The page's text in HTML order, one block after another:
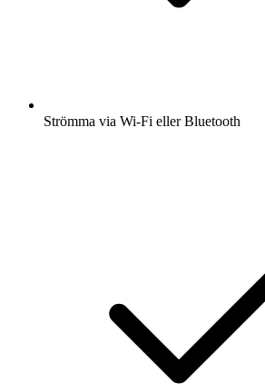
Strömma via Wi-Fi eller Bluetooth